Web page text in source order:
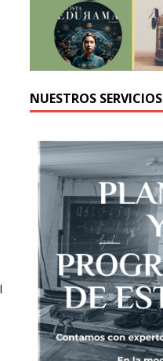
NUESTROS SERVICIOS